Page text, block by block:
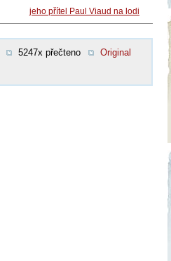
jeho přítel Paul Viaud na lodi
5247x přečteno
Original